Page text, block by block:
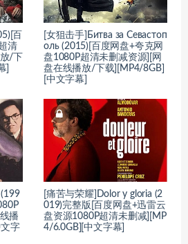
百
清
/下
]
[女狙击手]Битва за Севастоп
оль (2015)[百度网盘+夸克网
盘1080P超清未删减资源][网
盘在线播放/下载][MP4/8GB]
[中文字幕]
播
字
[痛苦与荣耀]Dolor y gloria (2
019)完整版[百度网盘+迅雷云
盘资源1080P超清未删减][MP
4/6.0GB][中文字幕]